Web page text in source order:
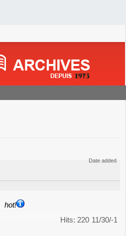
Date added
hot!
11/30/-1
Hits: 220